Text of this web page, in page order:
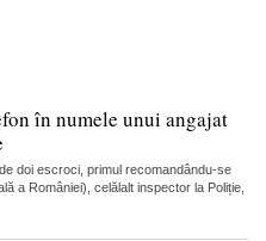
în numele unui angajat
doi escroci, primul recomandându-se
a României), celălalt inspector la Poliție,